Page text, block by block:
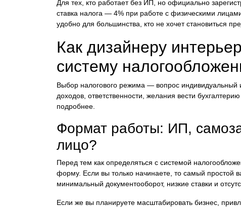
Для тех, кто работает без ИП, но официально
ставка налога — 4% при работе с физическими
удобно для большинства, кто не хочет становиться
Как дизайнеру
систему
Выбор налогового режима — вопрос индивидуальный
доходов, ответственности, желания вести
подробнее.
Формат работы: ИП,
лицо?
Перед тем как определяться с системой
форму. Если вы только начинаете, то самый простой
минимальный документооборот, низкие ставки и
Если же вы планируете масштабировать бизнес,